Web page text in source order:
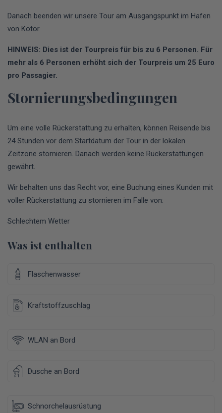
Danach beenden wir unsere Tour am Ausgangspunkt im Hafen
von Kotor.
HINWEIS: Dies ist der Tourpreis für bis zu 6 Personen. Für
mehr als 6 Personen erhöht sich der Tourpreis um 25 Euro
pro Passagier.
Stornierungsbedingungen
Um eine volle Rückerstattung zu erhalten, können Reisende bis
24 Stunden vor dem Startdatum der Tour in der lokalen
Zeitzone stornieren. Danach werden keine Rückerstattungen
gewährt.
Wir behalten uns das Recht vor, eine Buchung eines Kunden mit
voller Rückerstattung zu stornieren im Falle von:
Schlechtem Wetter
Was ist enthalten
Flaschenwasser
Kraftstoffzuschlag
WLAN an Bord
Dusche an Bord
Schnorchelausrüstung